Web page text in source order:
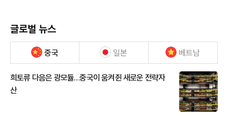
글로벌 뉴스
중국 일본 베트남
희토류 다음은 광모듈…중국이 움켜쥔 새로운 전략자
산